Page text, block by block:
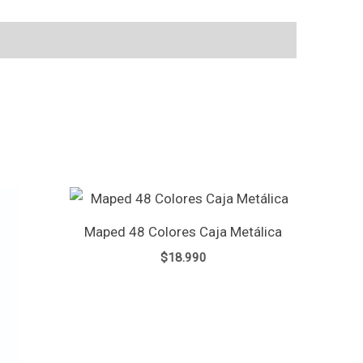
Maped 48 Colores Caja Metálica
$18.990